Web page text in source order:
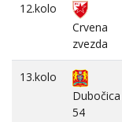
12.kolo
Crvena
zvezda
13.kolo
Dubočica
54